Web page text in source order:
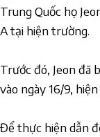
Trung Quốc họ
A tại hiện trường.
Trước đó, Jeon đã
vào ngày 16/9,
Để thực hiện dẫn